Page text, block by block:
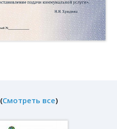
(Смотреть все)